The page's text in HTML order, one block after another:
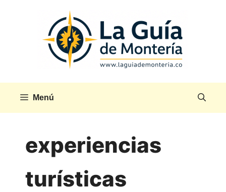
Menú
experiencias
turísticas